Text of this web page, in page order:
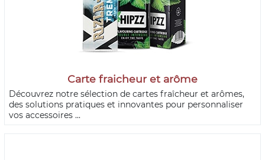
Carte fraicheur et arôme
Découvrez notre sélection de cartes fraîcheur et arômes,
des solutions pratiques et innovantes pour personnaliser
vos accessoires ...